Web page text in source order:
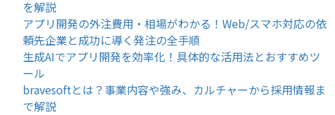
を解説
アプリ開発の外注費用・相場がわかる！Web/スマホ対応の依
頼先企業と成功に導く発注の全手順
生成AIでアプリ開発を効率化！具体的な活用法とおすすめツ
ール
bravesoftとは？事業内容や強み、カルチャーから採用情報ま
で解説